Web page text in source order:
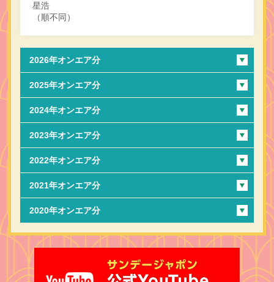
星浩
（順不同）
2026年オンエア分
2025年オンエア分
2024年オンエア分
2023年オンエア分
2022年オンエア分
2021年オンエア分
2020年オンエア分